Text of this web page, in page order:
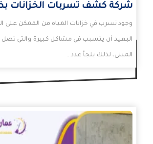
شركة كشف تسربات الخزانات
وجود تسرب في خزانات المياه من الممكن على
البعيد أن يتسبب في مشاكل كبيرة والتي تصل
المبنى، لذلك يلجأ عدد…